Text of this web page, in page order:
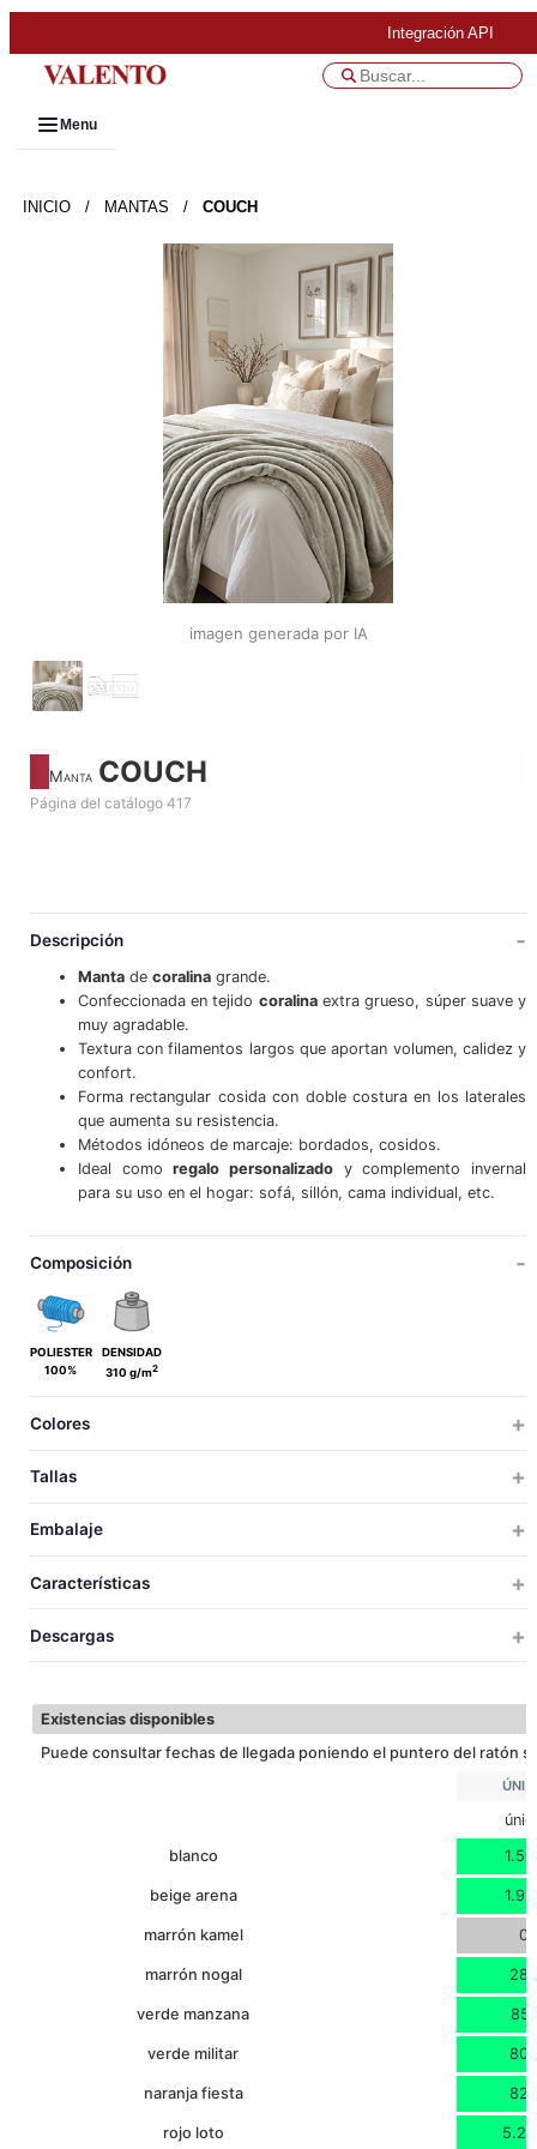
Integración API
Menu
INICIO / MANTAS / COUCH
imagen generada por IA
Manta COUCH
Página del catálogo 417
Descripción
Mantade coralinagrande.
Confeccionada en tejido coralinaextra grueso, súper suave y
muy agradable.
Textura con filamentos largos que aportan volumen, calidez y
confort.
Forma rectangular cosida con doble costura en los laterales
que aumenta su resistencia.
Métodos idóneos de marcaje: bordados, cosidos.
Ideal comoregalo personalizado y complemento invernal
para su uso en el hogar: sofá, sillón, cama individual, etc.
Composición
POLIESTER
100%
DENSIDAD
310 g/m2
Colores
Tallas
TALLAS ÚNICA
Embalaje
Características
Descargas
Existencias disponibles
Puede consultar fechas de llegada poniendo el puntero del ratón
blanco
beige arena
marrón kamel 0
marrón nogal 285
verde manzana 851
verde militar 808
naranja fiesta 820
rojo loto